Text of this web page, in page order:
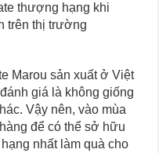
thượng hạng khi
trên thị trường
Marou sản xuất ở Việt
giá là không giống
Vậy nên, vào mùa
để có thể sở hữu
nhất làm quà cho